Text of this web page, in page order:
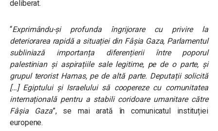
deliberat.
“Exprimându-și profunda îngrijorare cu privire la
deteriorarea rapidă a situației din Fâșia Gaza, Parlamentul
subliniază importanța diferențierii între poporul
palestinian și aspirațiile sale legitime, pe de o parte, și
grupul terorist Hamas, pe de altă parte. Deputații solicită
[…] Egiptului și Israelului să coopereze cu comunitatea
internațională pentru a stabili coridoare umanitare către
Fâșia Gaza”, se mai arată în comunicatul instituției
europene.